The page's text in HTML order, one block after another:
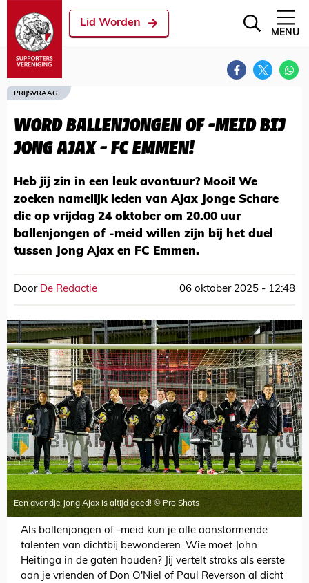
Lid Worden
MENU
PRIJSVRAAG
WORD BALLENJONGEN OF -MEID BIJ
JONG AJAX - FC EMMEN!
Heb jij zin in een leuk avontuur? Mooi! We
zoeken namelijk leden van Ajax Jonge Schare
die op vrijdag 24 oktober om 20.00 uur
ballenjongen of -meid willen zijn bij het duel
tussen Jong Ajax en FC Emmen.
Door De Redactie 06 oktober 2025 - 12:48
Een avondje Jong Ajax is altijd goed! © Pro Shots
Als ballenjongen of -meid kun je alle aanstormende
talenten van dichtbij bewonderen. Wie moet John
Heitinga in de gaten houden? Jij vertelt straks als eerste
aan je vrienden of Don O'Niel of Paul Reverson al dicht